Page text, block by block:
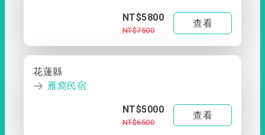
NT$5800
NT$7500
查看
花蓮縣
雁窩民宿
NT$5000
NT$6500
查看